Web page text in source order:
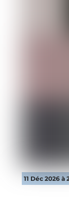
11 Déc 2026 à